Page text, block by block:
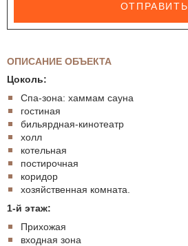
ОПИСАНИЕ ОБЪЕКТА
Цоколь:
Спа-зона: хаммам сауна
гостиная
бильярдная-кинотеатр
холл
котельная
постирочная
коридор
хозяйственная комната.
1-й этаж:
Прихожая
входная зона
ОТПРАВИТЬ